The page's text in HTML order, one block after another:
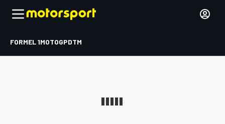
FORMEL 1MOTOGPDTM